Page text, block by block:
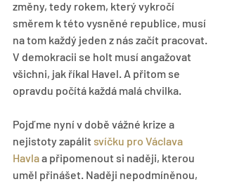
změny, tedy rokem, který vykročí
směrem k této vysněné republice, musí
na tom každý jeden z nás začít pracovat.
V demokracii se holt musí angažovat
všichni, jak říkal Havel. A přitom se
opravdu počítá každá malá chvilka.
Pojďme nyní v době vážné krize a
nejistoty zapálit svíčku pro Václava
Havla a připomenout si naději, kterou
uměl přinášet. Naději nepodmíněnou,